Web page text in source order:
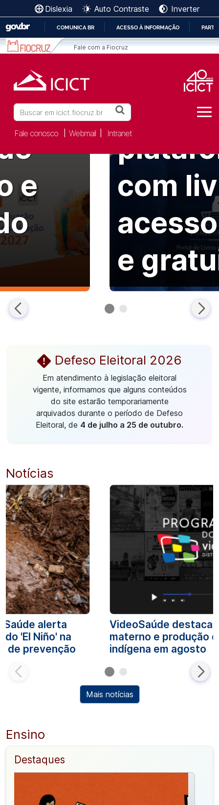
ICICT | Fiocruz - Instituto de
Ir para o conteúdo [1]
Ir para o menu [2]
IR
PARA
COMUNICA BR ACESSO À INFORMAÇÃO
Fale com a Fiocruz
Dislexia Auto Contraste Inverter
Buscar
Fale conosco Webmail Intranet
o
e
Porto
com
e
Defeso Eleitoral 2026
Em atendimento à legislação eleitoral
vigente, informamos que alguns conteúdos
do site estarão temporariamente
arquivados durante o período de Defeso
Eleitoral, de 4 de julho a 25 de outubro.
Notícias
Saúde alerta
'El Niño' na
de prevenção
VideoSaúde destaca
materno e produção
indígena em agosto
Mais notícias
Ensino
Destaques